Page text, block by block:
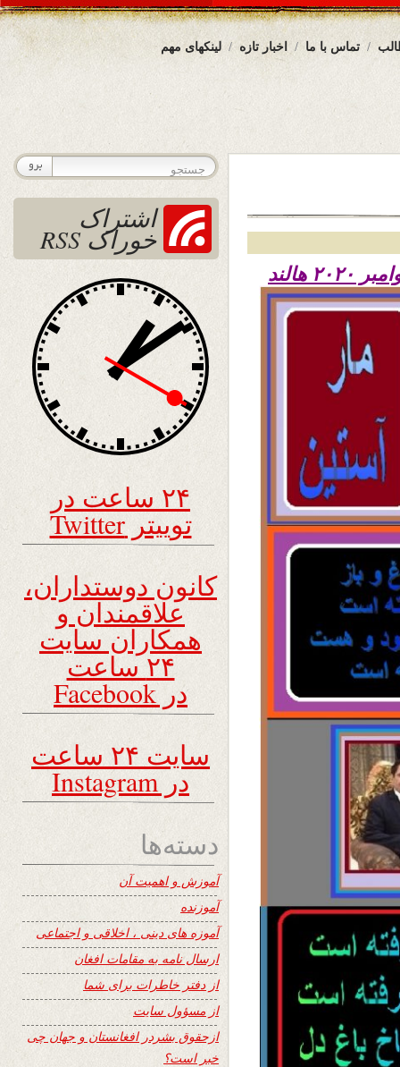
لینکهای مهم اخبار تازه تماس با ما
اشتراک
خوراک RSS
۲۴ ساعت در
توییتر Twitter
کانون دوستداران،
علاقمندان و
همکاران سایت
۲۴ ساعت
در Facebook
سایت ۲۴ ساعت
در Instagram
دسته‌ها
آموزش و اهمیت آن
آموزنده
آموزه های دینی ، اخلاقی و اجتماعی
ارسال نامه به مقامات افغان
از دفتر خاطرات برای شما
از مسؤول سایت
ازحقوق بشردر افغانستان و جهان چی
خبر است؟